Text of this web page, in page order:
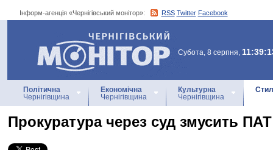
Інформ-агенція «Чернігівський монітор»: RSS Twitter Facebook
Інформ-агенція
«Чернігівський монітор»
Субота, 8 серпня,
Політична
Чернігівщина
Економічна
Чернігівщина
Культурна
Чернігівщина
Прокуратура через суд змусить